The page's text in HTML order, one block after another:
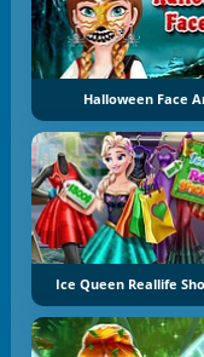
Halloween Face
Ice Queen Reallife